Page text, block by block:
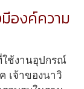
มีองค์ความ
ใช้งานอุปกรณ์
เจ้าของนาวิ